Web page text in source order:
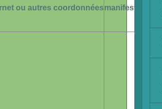
ou autres coordonnéesmanifestations